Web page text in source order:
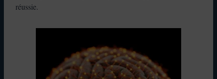
réussie.